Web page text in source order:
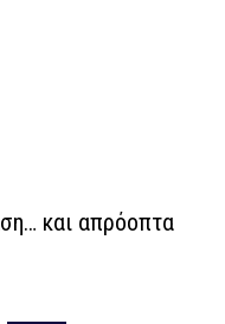
και απρόοπτα